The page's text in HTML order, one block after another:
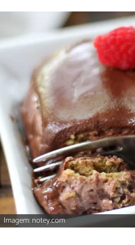
Imagem: notey.com